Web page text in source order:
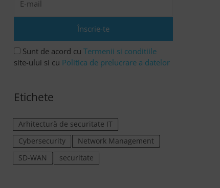
Sunt de acord cu Termenii si conditiile
site-ului si cu Politica de prelucrare a datelor
Etichete
Arhitectură de securitate IT
Cybersecurity
Network Management
SD-WAN
securitate